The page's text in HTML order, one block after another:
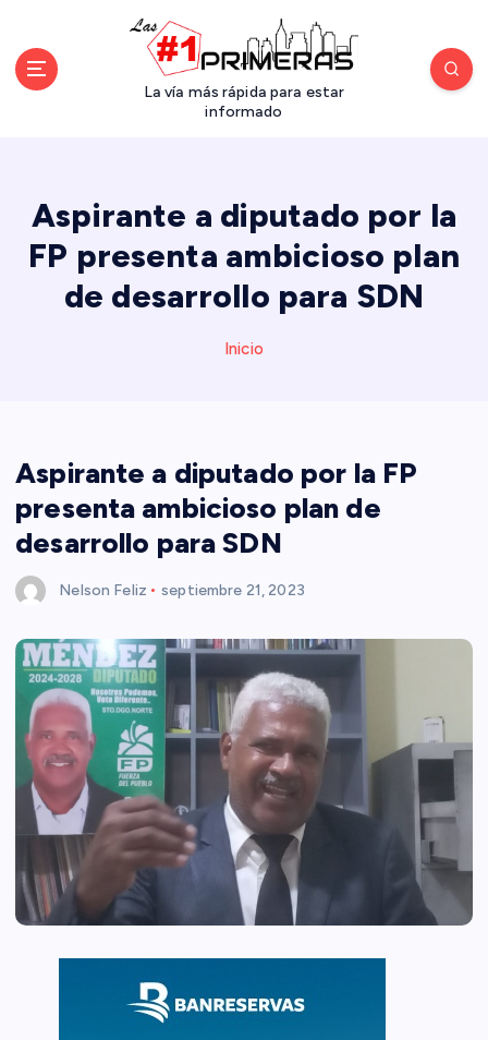
La vía más rápida para estar
informado
Aspirante a diputado por la
FP presenta ambicioso plan
de desarrollo para SDN
Inicio
Aspirante a diputado por la FP
presenta ambicioso plan de
desarrollo para SDN
Nelson Feliz septiembre 21, 2023